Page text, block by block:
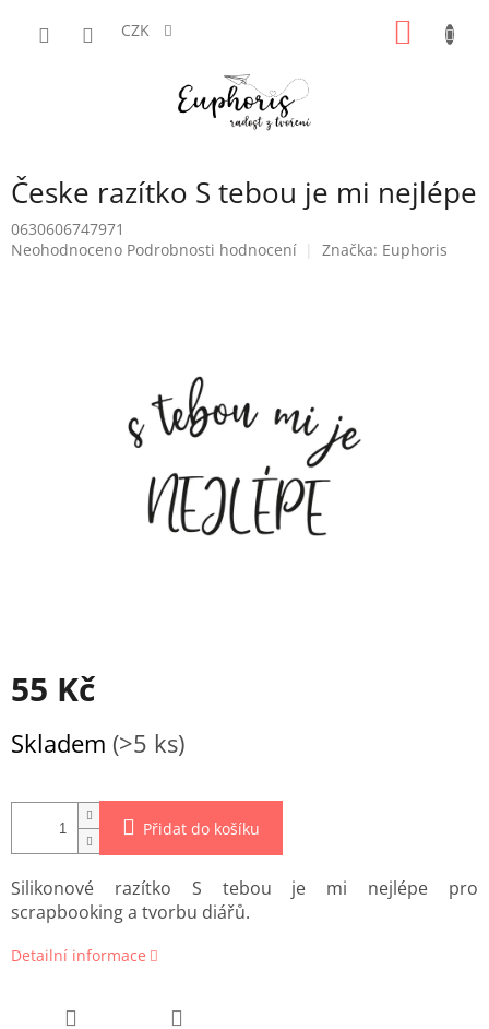
CZK
Česke razítko S tebou je mi nejlépe
0630606747971
Průměrné
Neohodnoceno Podrobnosti hodnocení Značka: Euphoris
55 Kč
cena:
Skladem (>5 ks)
Přidat do košíku
Silikonové razítko S tebou je mi nejlépe pro
scrapbooking a tvorbu diářů.
Detailní informace